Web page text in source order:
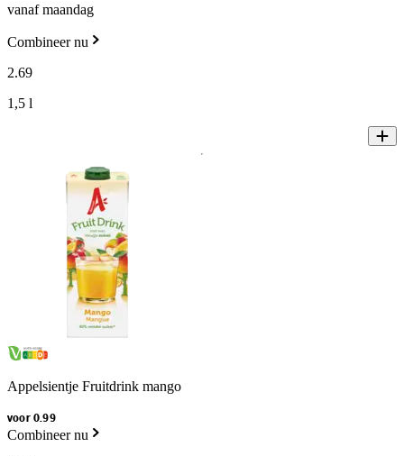
vanaf maandag
Combineer nu
2.69
1,5 l
Appelsientje Fruitdrink mango
voor 0.99
Combineer nu